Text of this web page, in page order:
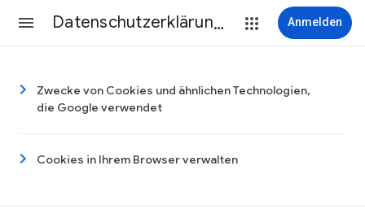
Datenschutzerklärung & Nutzungsbedingungen Anmelden
Zwecke von Cookies und ähnlichen Technologien,
die Google verwendet
Cookies in Ihrem Browser verwalten